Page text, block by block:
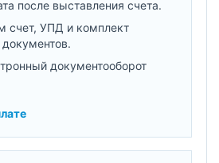
после выставления счета.
счет, УПД и комплект
документов.
документооборот